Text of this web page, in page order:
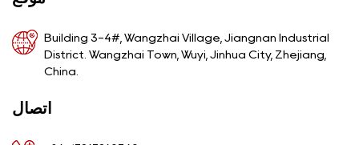
Building 3-4#, Wangzhai Village, Jiangnan Industrial
District. Wangzhai Town, Wuyi, Jinhua City, Zhejiang,
China.
اتصال